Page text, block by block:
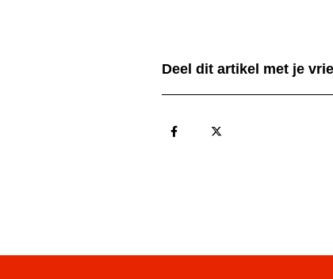
Deel dit artikel met je